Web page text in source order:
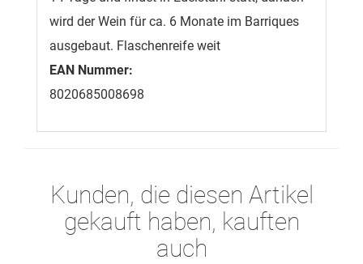
wird der Wein für ca. 6 Monate im Barriques
ausgebaut. Flaschenreife weit
EAN Nummer:
8020685008698
Kunden, die diesen Artikel
gekauft haben, kauften
auch